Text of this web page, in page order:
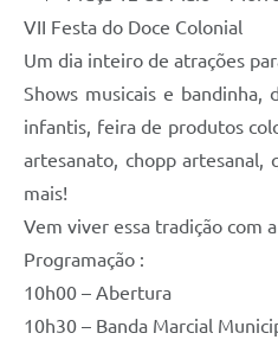
VII Festa do Doce Colonial
Um dia inteiro de atrações
Shows musicais e bandinha,
infantis, feira de produtos
artesanato, chopp artesanal,
mais!
Vem viver essa tradição com
Programação :
10h00 – Abertura
10h30 – Banda Marcial